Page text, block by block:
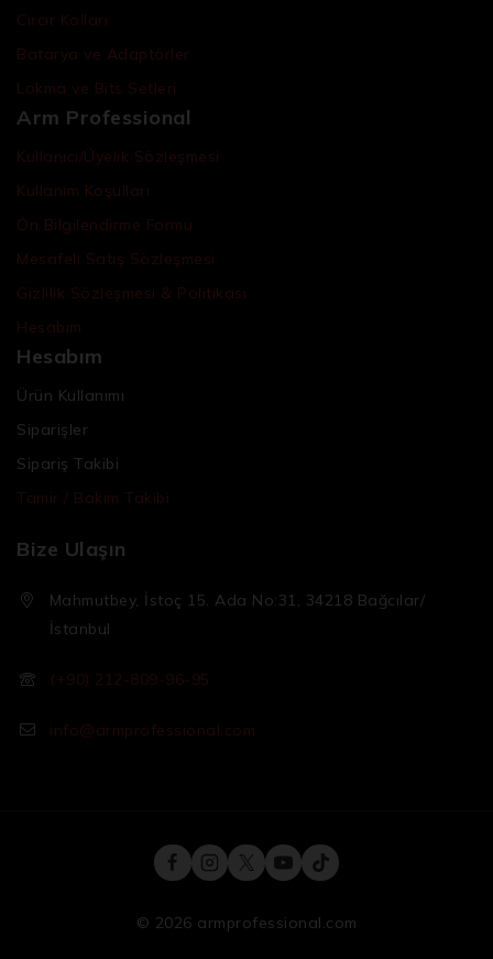
Cırcır Kolları
Batarya ve Adaptörler
Lokma ve Bits Setleri
Arm Professional
Kullanıcı/Üyelik Sözleşmesi
Kullanım Koşulları
Ön Bilgilendirme Formu
Mesafeli Satış Sözleşmesi
Gizlilik Sözleşmesi & Politikası
Hesabım
Hesabım
Ürün Kullanımı
Siparişler
Sipariş Takibi
Tamir / Bakım Takibi
Bize Ulaşın
Mahmutbey, İstoç 15. Ada No:31, 34218 Bağcılar/
İstanbul
(+90) 212-809-96-95
info@armprofessional.com
© 2026 armprofessional.com